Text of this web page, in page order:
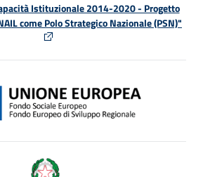
Istituzionale 2014-2020 - Progetto
come Polo Strategico Nazionale (PSN)"